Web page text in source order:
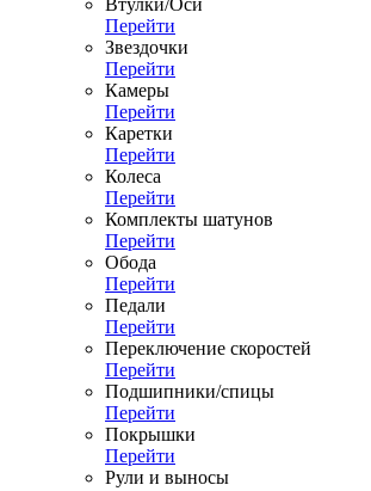
Втулки/Оси
Перейти
Звездочки
Перейти
Камеры
Перейти
Каретки
Перейти
Колеса
Перейти
Комплекты шатунов
Перейти
Обода
Перейти
Педали
Перейти
Переключение скоростей
Перейти
Подшипники/спицы
Перейти
Покрышки
Перейти
Рули и выносы